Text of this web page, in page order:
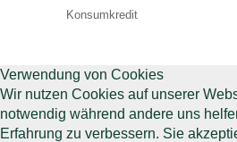
Konsumkredit
Verwendung von Cookies
Wir nutzen Cookies auf unserer
notwendig während andere uns
Erfahrung zu verbessern. Sie